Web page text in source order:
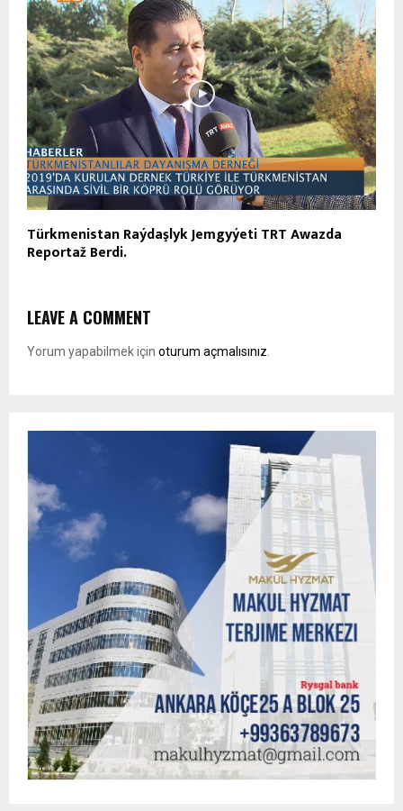
Türkmenistan Raýdaşlyk Jemgyýeti TRT Awazda
Reportaž Berdi.
LEAVE A COMMENT
Yorum yapabilmek için oturum açmalısınız.